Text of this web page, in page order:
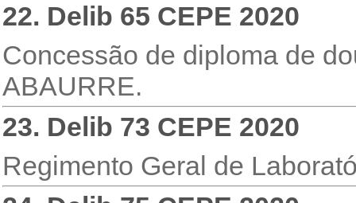
22. Delib 65 CEPE 2020
Concessão de diploma de
ABAURRE.
23. Delib 73 CEPE 2020
Regimento Geral de